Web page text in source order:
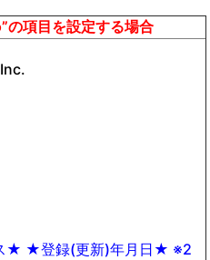
項目を設定する場合
★ ★登録(更新)年月日★ ※2